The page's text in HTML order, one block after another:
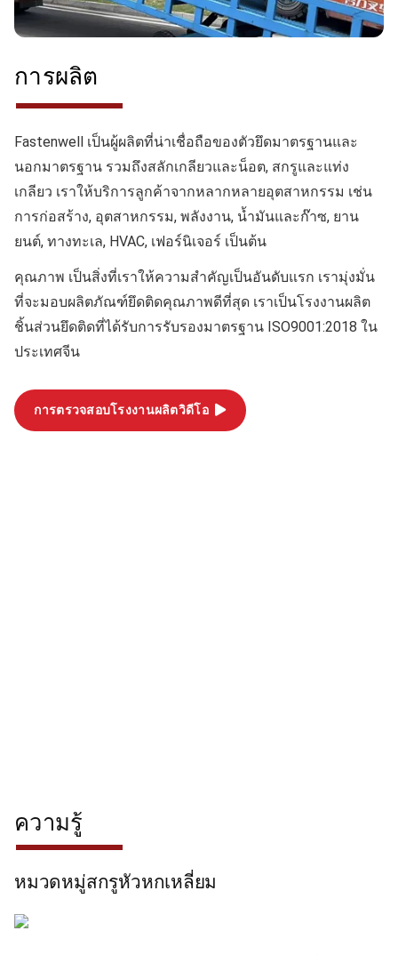
การผลิต
Fastenwell เป็นผู้ผลิตที่น่าเชื่อถือของตัวยึดมาตรฐานและ
นอกมาตรฐาน รวมถึงสลักเกลียวและน็อต, สกรูและแท่ง
เกลียว เราให้บริการลูกค้าจากหลากหลายอุตสาหกรรม เช่น
การก่อสร้าง, อุตสาหกรรม, พลังงาน, น้ำมันและก๊าซ, ยาน
ยนต์, ทางทะเล, HVAC, เฟอร์นิเจอร์ เป็นต้น
คุณภาพ เป็นสิ่งที่เราให้ความสำคัญเป็นอันดับแรก เรามุ่งมั่น
ที่จะมอบผลิตภัณฑ์ยึดติดคุณภาพดีที่สุด เราเป็นโรงงานผลิต
ชิ้นส่วนยึดติดที่ได้รับการรับรองมาตรฐาน ISO9001:2018 ใน
ประเทศจีน
การตรวจสอบโรงงานผลิตวิดีโอ
ความรู้
หมวดหมู่สกรูหัวหกเหลี่ยม